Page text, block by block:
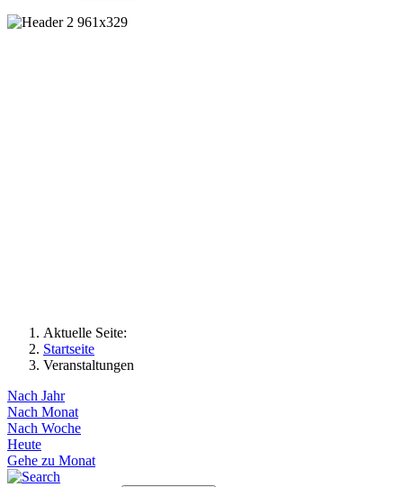
Aktuelle Seite:
Startseite
Veranstaltungen
Nach Jahr
Nach Monat
Nach Woche
Heute
Gehe zu Monat